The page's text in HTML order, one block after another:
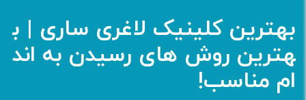
بهترین کلینیک لاغری ساری | ب
هترین روش های رسیدن به اند
ام مناسب!